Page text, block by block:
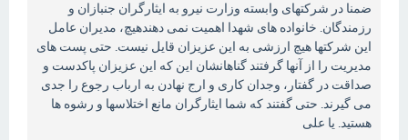
ضمنا در شرکتهای وابسته وزارت نیرو به ایثارگران جنبازان و
رزمندگان. خانواده های شهدا اهمیت نمی دهندهیچ، مدیران عامل
این شرکتها هیچ ارزشی به این عزیزان قایل نیست. حتی پست های
مدیریت را از آنها گرفتند گناهانشان این که این عزیزان پاکدست و
صداقت در گفتار، وجدان کاری و ارج نهادن به ارباب رجوع را جدی
می گیرند. حتی گفتند که شما ایثارگران مانع اختلاسها و رشوه ها
هستید. یا علی